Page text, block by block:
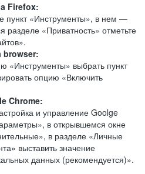
Firefox:
«Инструменты», в нем —
разделе «Приватность» отметьте
browser:
«Инструменты» выбрать пункт
опцию «Включить
Chrome:
и управление Goolge
в открывшемся окне
в разделе «Личные
выставить значение
данных (рекомендуется)».